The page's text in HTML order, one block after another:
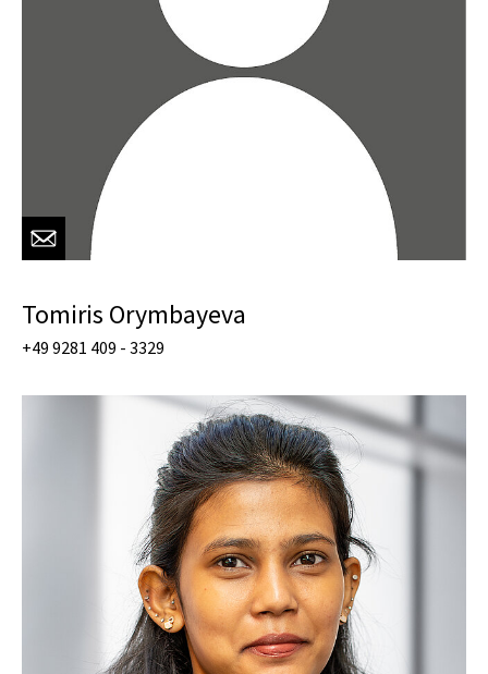
Tomiris Orymbayeva
+49 9281 409 - 3329